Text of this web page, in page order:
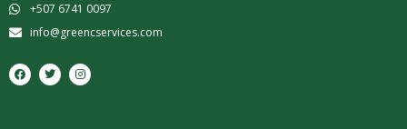
+507 6741 0097
info@greencservices.com
F
a
c
T
w
i
I
n
s